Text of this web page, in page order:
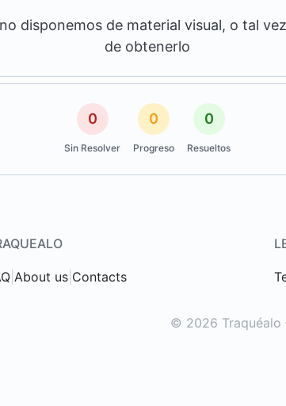
disponemos de material visual, o tal
de obtenerlo
0
Sin Resolver
0
Progreso
0
Resueltos
About us Contacts
© 2026 Traquéalo